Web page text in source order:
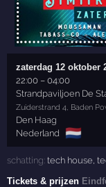
zaterdag 12 oktober
22:00 –04:00
Strandpaviljoen De
Zuiderstrand 4, Baden
Den Haag
Nederland 🇳🇱
schatting:tech house,
Tickets & prijzen